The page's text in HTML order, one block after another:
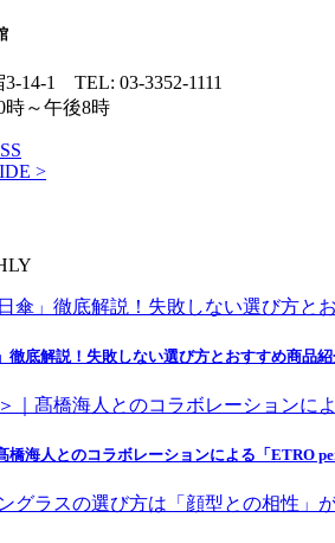
3-14-1 TEL: 03-3352-1111
時～午後8時
>
徹底解説！失敗しない選び方とおすすめ商品紹
橋海人とのコラボレーションによる「ETRO